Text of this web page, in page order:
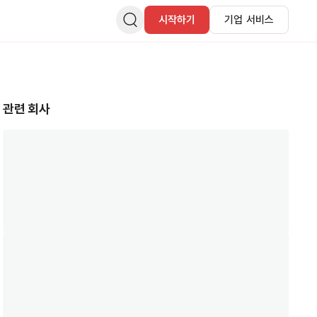
시작하기 기업 서비스
관련 회사